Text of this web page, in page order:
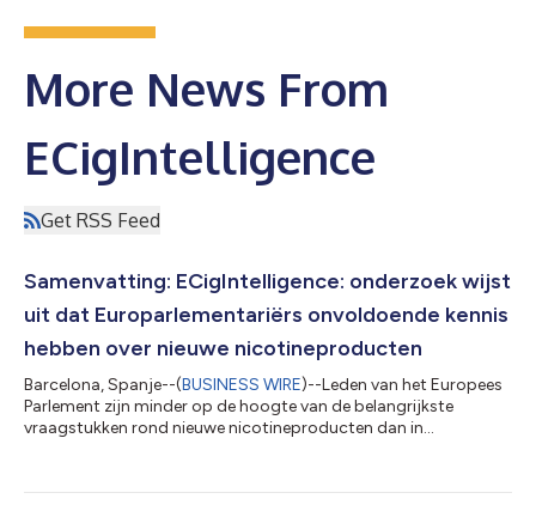
More News From
ECigIntelligence
Get RSS Feed
Samenvatting: ECigIntelligence: onderzoek wijst
uit dat Europarlementariërs onvoldoende kennis
hebben over nieuwe nicotineproducten
Barcelona, ​​Spanje--(BUSINESS WIRE)--Leden van het Europees
Parlement zijn minder op de hoogte van de belangrijkste
vraagstukken rond nieuwe nicotineproducten dan in
wetgeving met betrekking tot het onderwerp, zo blijkt uit een